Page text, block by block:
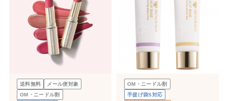
送料無料
メール便対象
OM・ニードル割
OM・ニードル割
手提げ袋S対応